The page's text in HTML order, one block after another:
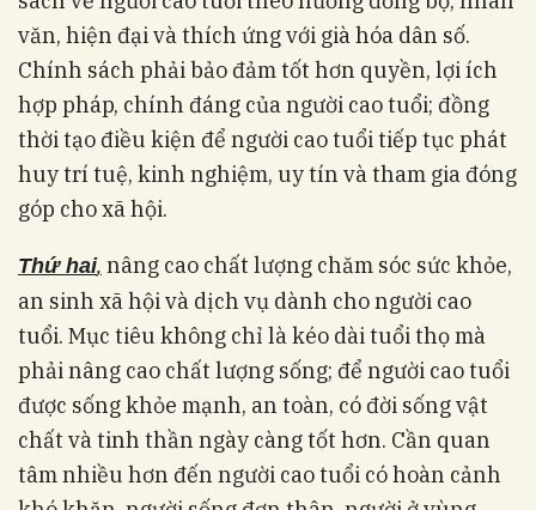
văn, hiện đại và thích ứng với già hóa dân số.
Chính sách phải bảo đảm tốt hơn quyền, lợi ích
hợp pháp, chính đáng của người cao tuổi; đồng
thời tạo điều kiện để người cao tuổi tiếp tục phát
huy trí tuệ, kinh nghiệm, uy tín và tham gia đóng
góp cho xã hội.
Thứ hai, nâng cao chất lượng chăm sóc sức khỏe,
an sinh xã hội và dịch vụ dành cho người cao
tuổi. Mục tiêu không chỉ là kéo dài tuổi thọ mà
phải nâng cao chất lượng sống; để người cao tuổi
được sống khỏe mạnh, an toàn, có đời sống vật
chất và tinh thần ngày càng tốt hơn. Cần quan
tâm nhiều hơn đến người cao tuổi có hoàn cảnh